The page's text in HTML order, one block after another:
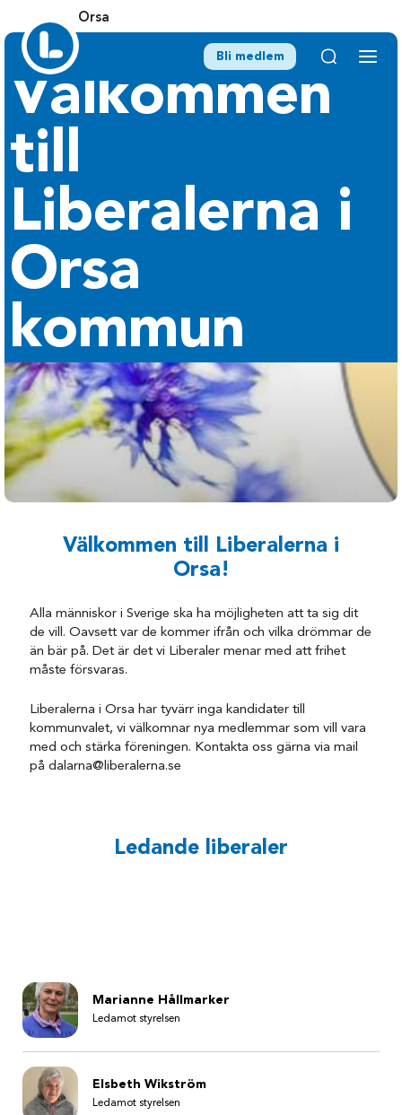
Orsa
Bli medlem
Välkommen
till
Liberalerna i
Orsa
kommun
Välkommen till Liberalerna i
Orsa!
Alla människor i Sverige ska ha möjligheten att ta sig dit
de vill. Oavsett var de kommer ifrån och vilka drömmar de
än bär på. Det är det vi Liberaler menar med att frihet
måste försvaras.
Liberalerna i Orsa har tyvärr inga kandidater till
kommunvalet, vi välkomnar nya medlemmar som vill vara
med och stärka föreningen. Kontakta oss gärna via mail
på dalarna@liberalerna.se
Ledande liberaler
Marianne Hållmarker
Ledamot styrelsen
Elsbeth Wikström
Ledamot styrelsen